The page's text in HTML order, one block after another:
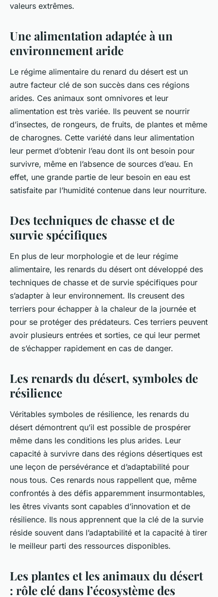
valeurs extrêmes.
Une alimentation adaptée à un
environnement aride
Le régime alimentaire du renard du désert est un
autre facteur clé de son succès dans ces régions
arides. Ces animaux sont omnivores et leur
alimentation est très variée. Ils peuvent se nourrir
d’insectes, de rongeurs, de fruits, de plantes et même
de charognes. Cette variété dans leur alimentation
leur permet d’obtenir l’eau dont ils ont besoin pour
survivre, même en l’absence de sources d’eau. En
effet, une grande partie de leur besoin en eau est
satisfaite par l’humidité contenue dans leur nourriture.
Des techniques de chasse et de
survie spécifiques
En plus de leur morphologie et de leur régime
alimentaire, les renards du désert ont développé des
techniques de chasse et de survie spécifiques pour
s’adapter à leur environnement. Ils creusent des
terriers pour échapper à la chaleur de la journée et
pour se protéger des prédateurs. Ces terriers peuvent
avoir plusieurs entrées et sorties, ce qui leur permet
de s’échapper rapidement en cas de danger.
Les renards du désert, symboles de
résilience
Véritables symboles de résilience, les renards du
désert démontrent qu’il est possible de prospérer
même dans les conditions les plus arides. Leur
capacité à survivre dans des régions désertiques est
une leçon de persévérance et d’adaptabilité pour
nous tous. Ces renards nous rappellent que, même
confrontés à des défis apparemment insurmontables,
les êtres vivants sont capables d’innovation et de
résilience. Ils nous apprennent que la clé de la survie
réside souvent dans l’adaptabilité et la capacité à tirer
le meilleur parti des ressources disponibles.
Les plantes et les animaux du désert
: rôle clé dans l’écosystème des